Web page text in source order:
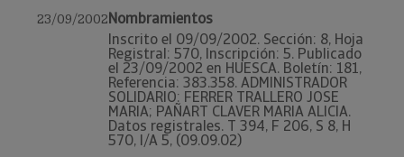
23/09/2002Nombramientos
Inscrito el 09/09/2002. Sección: 8, Hoja
Registral: 570, Inscripción: 5. Publicado
el 23/09/2002 en HUESCA. Boletín: 181,
Referencia: 383.358. ADMINISTRADOR
SOLIDARIO: FERRER TRALLERO JOSE
MARIA; PAÑART CLAVER MARIA ALICIA.
Datos registrales. T 394, F 206, S 8, H
570, I/A 5, (09.09.02)